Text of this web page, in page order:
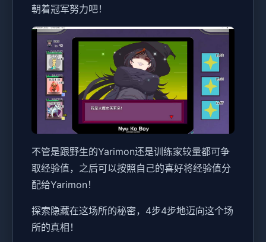
朝着冠军努力吧！
不管是跟野生的Yarimon还是训练家较量都可争
取经验值，之后可以按照自己的喜好将经验值分
配给Yarimon！
探索隐藏在这场所的秘密，4步4步地迈向这个场
所的真相！